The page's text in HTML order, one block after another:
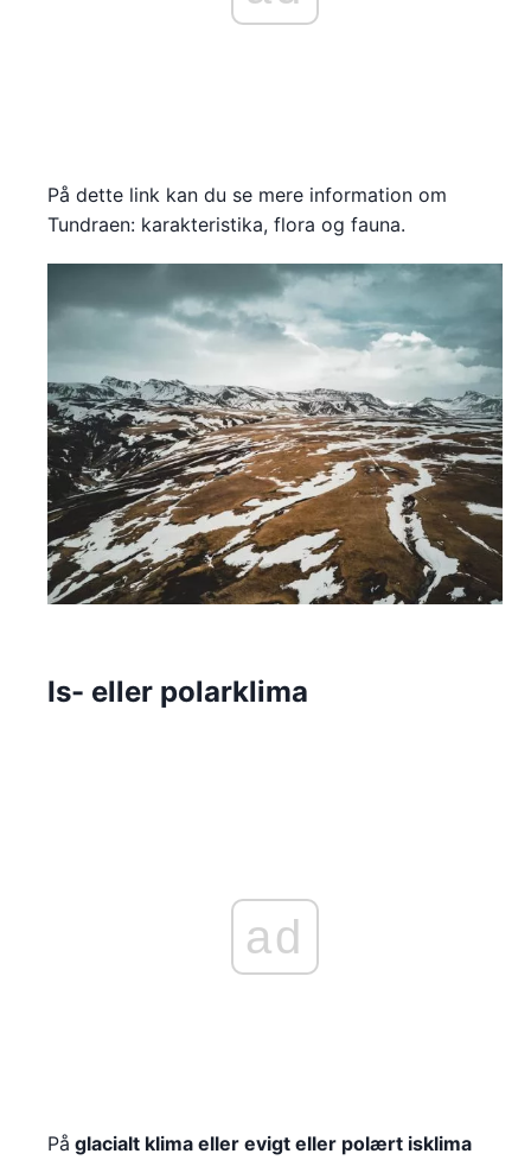
På dette link kan du se mere information om
Tundraen: karakteristika, flora og fauna.
Is- eller polarklima
ad
På glacialt klima eller evigt eller polært isklima